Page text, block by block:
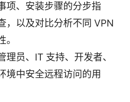
项、安装步骤的分步指
，以及对比分析不同 VPN
理员、IT 支持、开发者、
境中安全远程访问的用